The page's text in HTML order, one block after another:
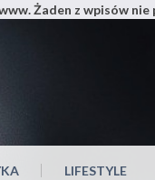
Żaden z wpisów
LIFESTYLE